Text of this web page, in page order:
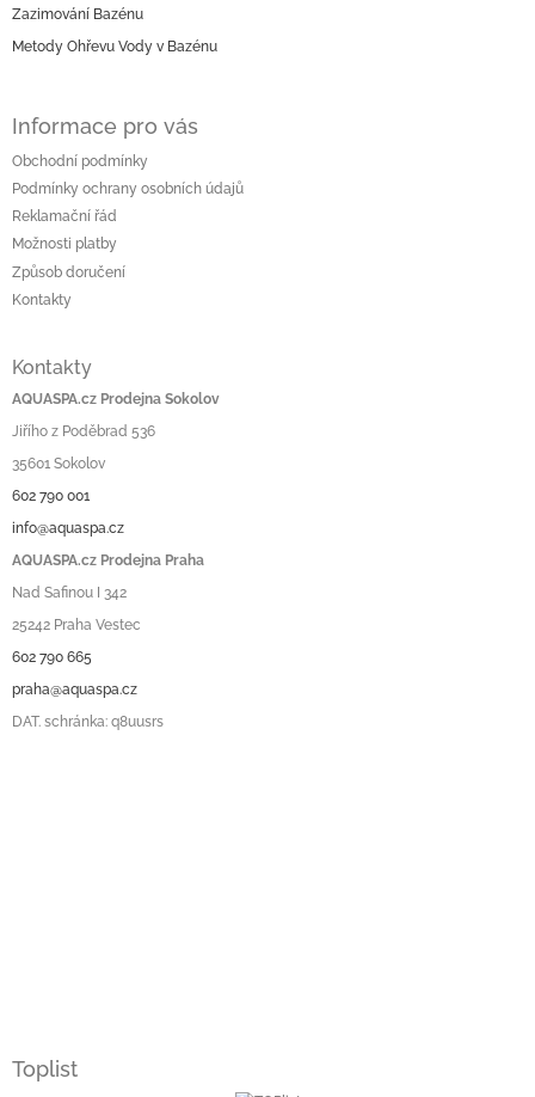
Zazimování Bazénu
Metody Ohřevu Vody v Bazénu
Informace pro vás
Obchodní podmínky
Podmínky ochrany osobních údajů
Reklamační řád
Možnosti platby
Způsob doručení
Kontakty
Kontakty
AQUASPA.cz Prodejna Sokolov
Jiřího z Poděbrad 536
35601 Sokolov
602 790 001
info@aquaspa.cz
AQUASPA.cz Prodejna Praha
Nad Safinou I 342
25242 Praha Vestec
602 790 665
praha@aquaspa.cz
DAT. schránka: q8uusrs
Toplist